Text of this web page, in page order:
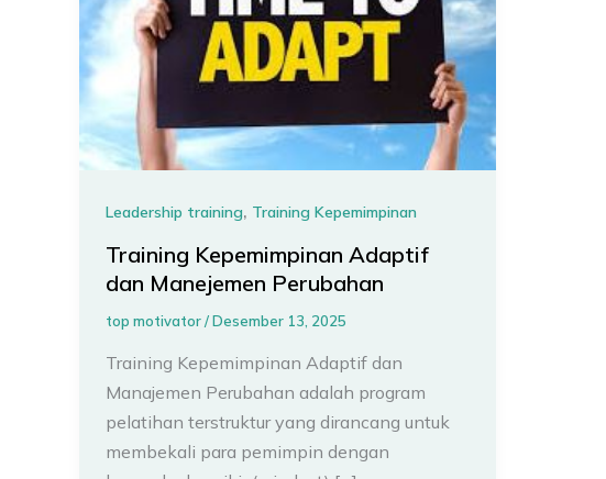
Leadership training, Training Kepemimpinan
Training Kepemimpinan Adaptif
dan Manejemen Perubahan
top motivator/Desember 13, 2025
Training Kepemimpinan Adaptif dan
Manajemen Perubahan adalah program
pelatihan terstruktur yang dirancang untuk
membekali para pemimpin dengan